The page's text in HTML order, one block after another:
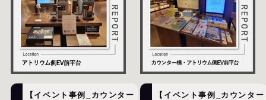
【イベント事例_カウンター 【イベント事例_カウンター